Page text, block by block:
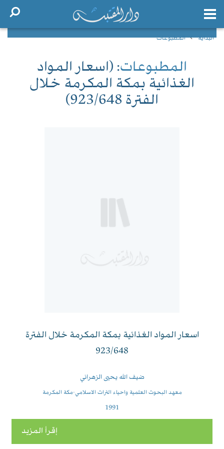
البداية المطبوعات
المطبوعات: (اسعار المواد
الغذائية بمكة المكرمة خلال
الفترة 923/648)
اسعار المواد الغذائية بمكة المكرمة خلال الفترة
923/648
ضيف الله يحيى الزهراني
معهد البحوث العلمية واحياء التراث الاسلامي-مكة المكرمة
1991
إقرأ المزيد